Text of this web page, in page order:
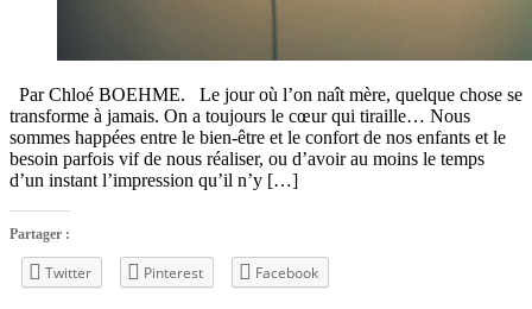
Par Chloé BOEHME. Le jour où l’on naît mère, quelque chose se
transforme à jamais. On a toujours le cœur qui tiraille… Nous
sommes happées entre le bien-être et le confort de nos enfants et le
besoin parfois vif de nous réaliser, ou d’avoir au moins le temps
d’un instant l’impression qu’il n’y […]
Partager :
Twitter Pinterest Facebook